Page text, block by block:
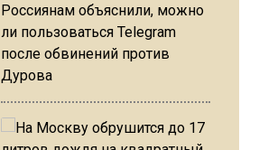
Россиянам объяснили, можно
ли пользоваться Telegram
после обвинений против
Дурова